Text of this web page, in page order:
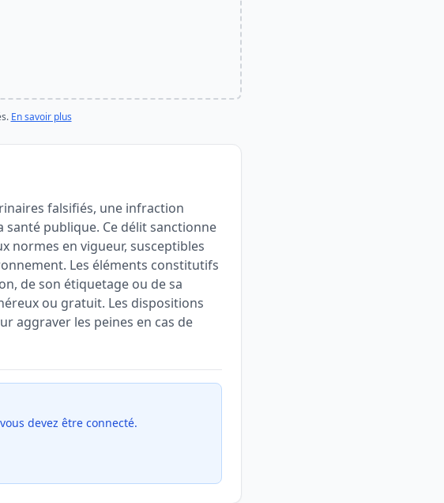
En savoir plus
falsifiés, une infraction
santé publique. Ce délit sanctionne
normes en vigueur, susceptibles
Les éléments constitutifs
de son étiquetage ou de sa
ou gratuit. Les dispositions
aggraver les peines en cas de
devez être connecté.